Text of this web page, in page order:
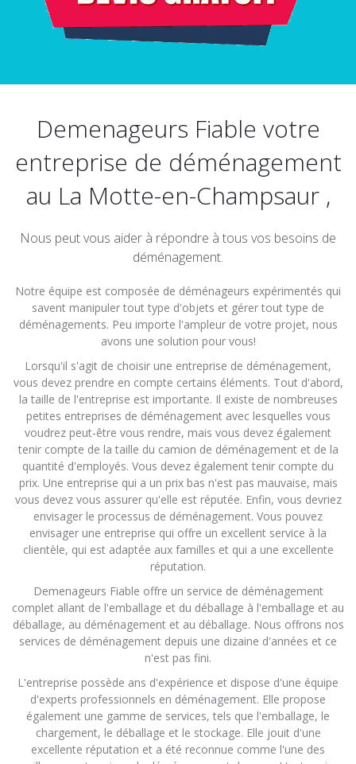
Demenageurs Fiable votre
entreprise de déménagement
au La Motte-en-Champsaur ,
Nous peut vous aider à répondre à tous vos besoins de
déménagement.
Notre équipe est composée de déménageurs expérimentés qui
savent manipuler tout type d'objets et gérer tout type de
déménagements. Peu importe l'ampleur de votre projet, nous
avons une solution pour vous!
Lorsqu'il s'agit de choisir une entreprise de déménagement,
vous devez prendre en compte certains éléments. Tout d'abord,
la taille de l'entreprise est importante. Il existe de nombreuses
petites entreprises de déménagement avec lesquelles vous
voudrez peut-être vous rendre, mais vous devez également
tenir compte de la taille du camion de déménagement et de la
quantité d'employés. Vous devez également tenir compte du
prix. Une entreprise qui a un prix bas n'est pas mauvaise, mais
vous devez vous assurer qu'elle est réputée. Enfin, vous devriez
envisager le processus de déménagement. Vous pouvez
envisager une entreprise qui offre un excellent service à la
clientèle, qui est adaptée aux familles et qui a une excellente
réputation.
Demenageurs Fiable offre un service de déménagement
complet allant de l'emballage et du déballage à l'emballage et au
déballage, au déménagement et au déballage. Nous offrons nos
services de déménagement depuis une dizaine d'années et ce
n'est pas fini.
L'entreprise possède ans d'expérience et dispose d'une équipe
d'experts professionnels en déménagement. Elle propose
également une gamme de services, tels que l'emballage, le
chargement, le déballage et le stockage. Elle jouit d'une
excellente réputation et a été reconnue comme l'une des